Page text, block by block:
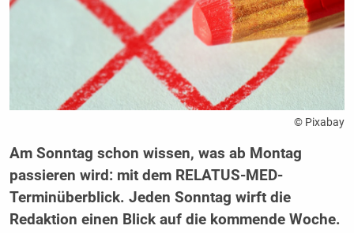
© Pixabay
Am Sonntag schon wissen, was ab Montag
passieren wird: mit dem RELATUS-MED-
Terminüberblick. Jeden Sonntag wirft die
Redaktion einen Blick auf die kommende Woche.